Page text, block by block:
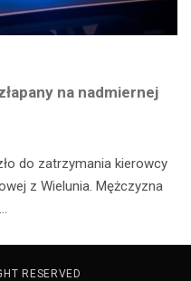
na nadmiernej
do zatrzymania kierowcy
z Wielunia. Mężczyzna
RESERVED